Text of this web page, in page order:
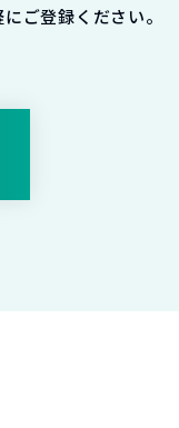
ご登録ください。